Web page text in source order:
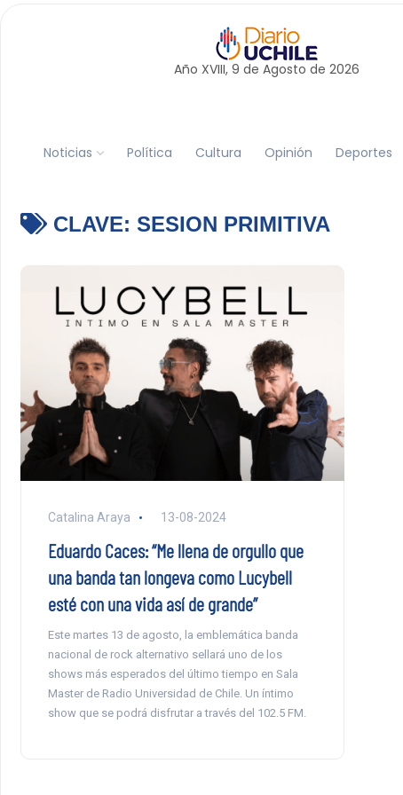
Año XVIII, 9 de Agosto de 2026
Noticias Política Cultura Opinión Deportes
CLAVE: SESION PRIMITIVA
Catalina Araya 13-08-2024
Eduardo Caces: “Me llena de orgullo que
una banda tan longeva como Lucybell
esté con una vida así de grande”
Este martes 13 de agosto, la emblemática banda
nacional de rock alternativo sellará uno de los
shows más esperados del último tiempo en Sala
Master de Radio Universidad de Chile. Un íntimo
show que se podrá disfrutar a través del 102.5 FM.